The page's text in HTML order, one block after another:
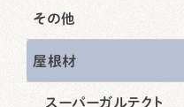
その他
屋根材
スーパーガルテクト